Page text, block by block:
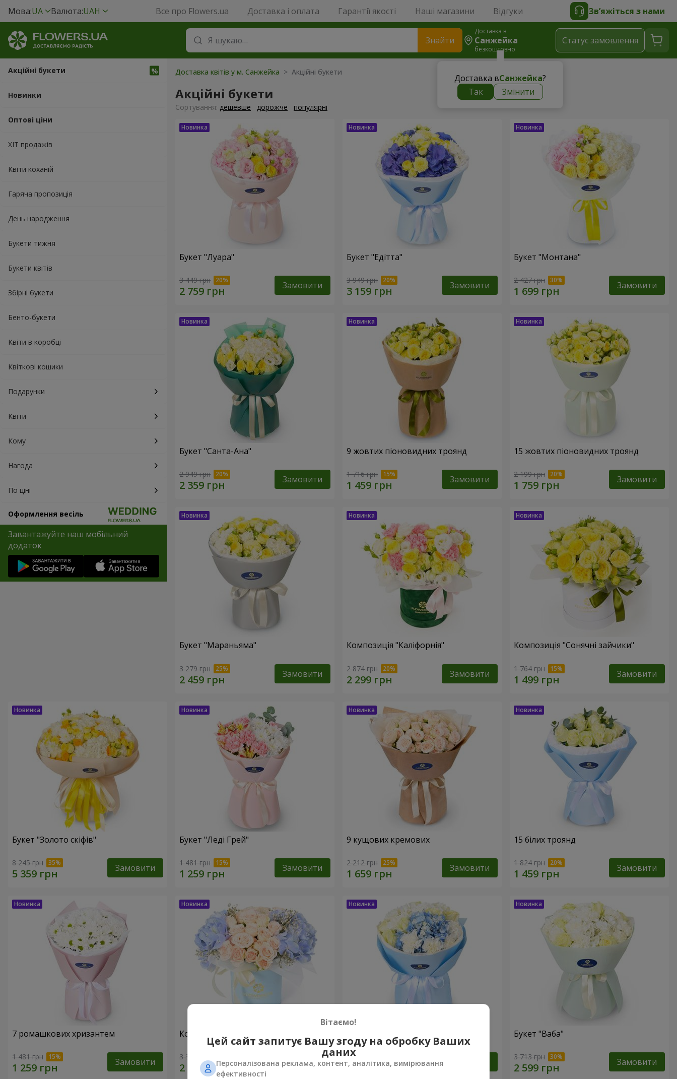
Мова:UA Валюта:UAH Все про Flowers.ua Доставка і оплата Гарантії якості Наші магазини Відгуки Зв’яжіться з нами
Знайти
Доставка в
Санжейка
безкоштовно
Доставка вСанжейка?
Так
Змінити
Статус замовлення
Акційні букети
Новинки
Оптові ціни
ХІТ продажів
Квіти коханій
Гаряча пропозиція
День народження
Букети тижня
Букети квітів
Збірні букети
Бенто-букети
Квіти в коробці
Квіткові кошики
Подарунки
Квіти
Кому
Нагода
По ціні
Оформлення весіль
Завантажуйте наш мобільний
додаток
Доставка квітів у м. Санжейка > Акційні букети
Акційні букети
Сортування: дешевше дорожче популярні
Букет "Луара"
3 449 грн Замовити
Букет "Едітта"
3 949 грн Замовити
Букет "Монтана"
2 427 грн Замовити
Букет "Санта-Ана"
2 949 грн Замовити
9 жовтих піоновидних троянд
1 716 грн Замовити
15 жовтих піоновидних троянд
2 199 грн Замовити
Букет "Мараньяма"
3 279 грн Замовити
Композиція "Каліфорнія"
2 874 грн Замовити
Композиція "Сонячні зайчики"
1 764 грн Замовити
Букет "Золото скіфів"
8 245 грн Замовити
Букет "Леді Грей"
1 481 грн Замовити
9 кущових кремових
2 212 грн Замовити
15 білих троянд
1 824 грн Замовити
7 ромашкових хризантем
1 481 грн Замовити
Композиція "Окленд"
3 364 грн Замовити 3 465 грн
Букет "Ваба"
3 713 грн Замовити
Вітаємо!
Цей сайт запитує Вашу згоду на обробку Ваших
даних
Персоналізована реклама, контент, аналітика, вимірювання
ефективності